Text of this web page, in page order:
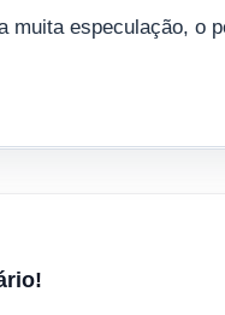
muita especulação, o